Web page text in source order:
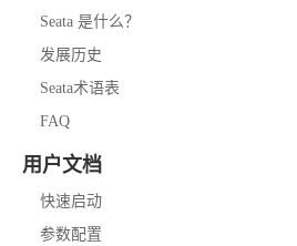
Seata 是什么？
发展历史
Seata术语表
FAQ
用户文档
快速启动
参数配置